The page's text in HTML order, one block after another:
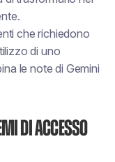
che richiedono
di uno
le note di Gemini
di accesso